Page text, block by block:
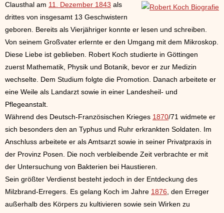
Clausthal am 11. Dezember 1843 als
drittes von insgesamt 13 Geschwistern
geboren. Bereits als Vierjähriger konnte er lesen und schreiben.
Von seinem Großvater erlernte er den Umgang mit dem Mikroskop.
Diese Liebe ist geblieben. Robert Koch studierte in Göttingen
zuerst Mathematik, Physik und Botanik, bevor er zur Medizin
wechselte. Dem Studium folgte die Promotion. Danach arbeitete er
eine Weile als Landarzt sowie in einer Landesheil- und
Pflegeanstalt.
Während des Deutsch-Französischen Krieges 1870/71 widmete er
sich besonders den an Typhus und Ruhr erkrankten Soldaten. Im
Anschluss arbeitete er als Amtsarzt sowie in seiner Privatpraxis in
der Provinz Posen. Die noch verbleibende Zeit verbrachte er mit
der Untersuchung von Bakterien bei Haustieren.
Sein größter Verdienst besteht jedoch in der Entdeckung des
Milzbrand-Erregers. Es gelang Koch im Jahre 1876, den Erreger
außerhalb des Körpers zu kultivieren sowie sein Wirken zu